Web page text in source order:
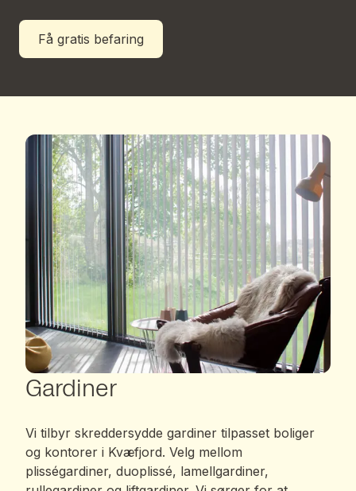
Få gratis befaring
Gardiner
Vi tilbyr skreddersydde gardiner tilpasset boliger
og kontorer i Kvæfjord. Velg mellom
plisségardiner, duoplissé, lamellgardiner,